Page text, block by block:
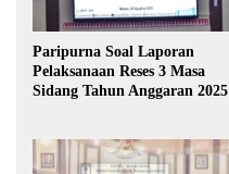
Paripurna Soal Laporan
Pelaksanaan Reses 3 Masa
Sidang Tahun Anggaran 2025